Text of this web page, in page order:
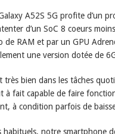
A52S 5G profite d’un
d’un SoC 8 coeurs
de RAM et par un GPU
une version dotée de
très bien dans les tâches
à fait capable de faire
à condition parfois de
habituels, notre smartphone